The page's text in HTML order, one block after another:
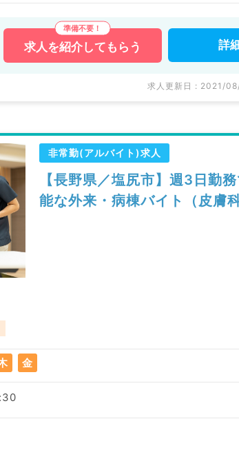
求人を紹介してもらう 詳
求人更新日 : 2021/
非常勤(アルバイト)求人
【長野県／塩尻市】週3日勤
能な外来・病棟バイト（皮膚
金